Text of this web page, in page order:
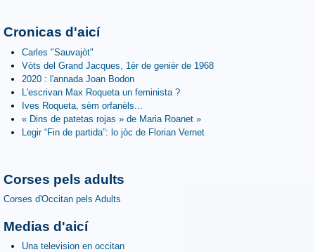
Cronicas d'aicí
Carles "Sauvajòt"
Vòts del Grand Jacques, 1èr de genièr de 1968
2020 : l'annada Joan Bodon
L'escrivan Max Roqueta un feminista ?
Ives Roqueta, sèm orfanèls...
« Dins de patetas rojas » de Maria Roanet »
Legir “Fin de partida”: lo jòc de Florian Vernet
Corses pels adults
Corses d'Occitan pels Adults
Medias d'aicí
Una television en occitan